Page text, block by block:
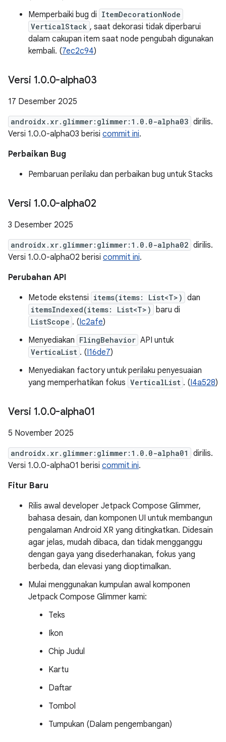
Memperbaiki bug di ItemDecorationNode
VerticalStack , saat dekorasi tidak diperbarui
dalam cakupan item saat node pengubah digunakan
kembali. (7ec2c94)
Versi 1.0.0-alpha03
17 Desember 2025
androidx.xr.glimmer:glimmer:1.0.0-alpha03 dirilis.
Versi 1.0.0-alpha03 berisi commit ini.
Perbaikan Bug
Pembaruan perilaku dan perbaikan bug untuk Stacks
Versi 1.0.0-alpha02
3 Desember 2025
androidx.xr.glimmer:glimmer:1.0.0-alpha02 dirilis.
Versi 1.0.0-alpha02 berisi commit ini.
Perubahan API
Metode ekstensi items(items: List<T>) dan
itemsIndexed(items: List<T>) baru di
ListScope . (Ic2afe)
Menyediakan FlingBehavior API untuk
VerticaList . (I16de7)
Menyediakan factory untuk perilaku penyesuaian
yang memperhatikan fokus VerticalList . (I4a528)
Versi 1.0.0-alpha01
5 November 2025
androidx.xr.glimmer:glimmer:1.0.0-alpha01
dirilis.
Versi 1.0.0-alpha01 berisi commit ini.
Fitur Baru
Rilis awal developer Jetpack Compose Glimmer,
bahasa desain, dan komponen UI untuk membangun
pengalaman Android XR yang ditingkatkan. Didesain
agar jelas, mudah dibaca, dan tidak mengganggu
dengan gaya yang disederhanakan, fokus yang
berbeda, dan elevasi yang dioptimalkan.
Mulai menggunakan kumpulan awal komponen
Jetpack Compose Glimmer kami:
Teks
Ikon
Chip Judul
Kartu
Daftar
Tombol
Tumpukan (Dalam pengembangan)